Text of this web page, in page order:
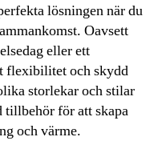
lösningen när du
Oavsett
eller ett
flexibilitet och skydd
storlekar och stilar
tillbehör för att skapa
och värme.